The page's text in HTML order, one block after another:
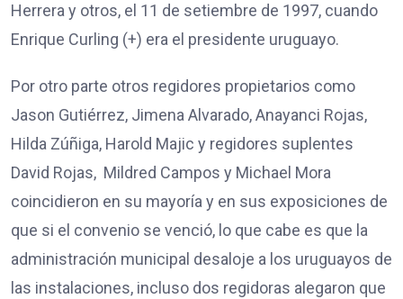
Herrera y otros, el 11 de setiembre de 1997, cuando
Enrique Curling (+) era el presidente uruguayo.
Por otro parte otros regidores propietarios como
Jason Gutiérrez, Jimena Alvarado, Anayanci Rojas,
Hilda Zúñiga, Harold Majic y regidores suplentes
David Rojas, Mildred Campos y Michael Mora
coincidieron en su mayoría y en sus exposiciones de
que si el convenio se venció, lo que cabe es que la
administración municipal desaloje a los uruguayos de
las instalaciones, incluso dos regidoras alegaron que